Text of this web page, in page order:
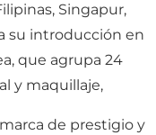
Singapur,
su introducción en
que agrupa 24
y maquillaje,
de prestigio y